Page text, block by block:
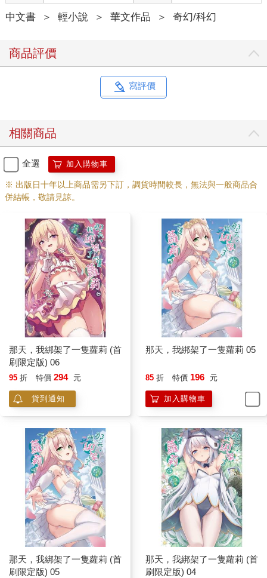
心搭配百褶短裙。
無所事事的美少女，下課後沒有像普通學生那樣跟朋友去玩或者
她來咖啡店的次數太過頻繁，而且每次都帶一本很厚的書來讀，
直接把時間消磨到要關店，不免讓人懷疑她跟我一樣是邊緣人。
不理人的個性，才會導致這種狀況。
不過我跟她從來沒有任何交集，連搭訕都沒做過，只是習慣去觀
一個沒有故事的女同學。
注視書頁的漆黑雙瞳說不上帶有敵意，就連微微交疊的黑襪雙腿
與翻頁的動作都相當優雅，看得出很有家教。然而，實際上少女
卻拒絕融入環境，只是在裝文青，真正的她不屬於這個地方。
至於為什麼我感覺得到──或許因為我們是同類吧。
但這終究只是人渣的妄想罷了，大概是看太多奇怪的A片，對女高
我收起餐盤準備掉頭就走，一如過去一兩個月的慣例。
「……我看到了。」
這是我第一次聽到她的聲音，結果意外的輕盈呢。我左顧右盼，
沒看到女高中生在跟誰說話，所以湊了回去。
「看到什麼？希望不是蟑螂。」
別看我們家咖啡店好像布置得很典雅，有食物的地方就會有蟑
螂，跟人類一樣清除不完。
但對我那帶著拒絕意味的幹話，她只是面無表情地轉過頭，凝視
著我。
照理來說，從眼神與眉毛的變化中，可以讀出一個人的情緒。但
在那對毫無起伏的細長眉毛與漆黑的雙瞳裡，我找不到任何想
法。
讓人提不起勁的週一夜晚，我與A子的第一次聊天，就從一句死亡
我相信每位男性或女性心中，都有無數跟異性搭訕的方法。
但恐怕是第一次也是唯一一次，女高中生找我搭訕的第一句話是
拍拍肩膀說：嘿！你同事要自殺了喔！記得去打自殺防治熱線！
「……妳腦子有洞？」
所以原諒我說話如此直白。對於奇怪的小孩不用客氣，哪怕對方
是天天來光顧我們咖啡店的重要客人。
我轉頭準備去面對下一位客人，但──
「你不相信？」
背後傳來的語氣十分平淡，我卻莫名地感受到其中的──無辜？
不，是強烈的懷疑，甚至感受到她散發出的壓力。
長髮少女知道我被那句死亡預言吸引了，但是她沒有打到重點，
中文書 ＞ 輕小說 ＞ 華文作品 ＞ 奇幻/科幻
商品評價
寫評價
相關商品
全選 加入購物車
※ 出版日十年以上商品需另下訂，調貨時間較長，無法與一般商品合
併結帳，敬請見諒。
那天，我綁架了一隻蘿莉 (首
刷限定版) 06
95 折 特價 294 元
貨到通知
那天，我綁架了一隻蘿莉 05
85 折 特價 196 元
加入購物車
那天，我綁架了一隻蘿莉 (首
刷限定版) 05
那天，我綁架了一隻蘿莉 (首
刷限定版) 04